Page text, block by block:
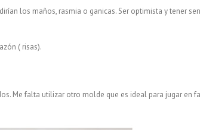
los maños, rasmia o ganicas. Ser optimista y tener
( risas).
Me falta utilizar otro molde que es ideal para jugar en